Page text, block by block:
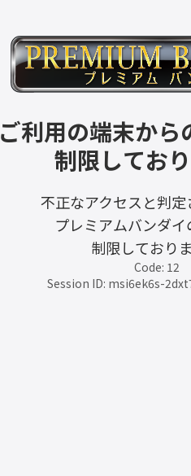
ご利用の端末から
制限しており
不正なアクセスと判定
プレミアムバンダイ
制限しておりま
Code: 12
Session ID: msi6ek6s-